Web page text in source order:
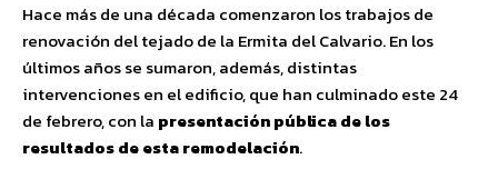
Hace más de una década comenzaron los trabajos de
renovación del tejado de la Ermita del Calvario. En los
últimos años se sumaron, además, distintas
intervenciones en el edificio, que han culminado este 24
de febrero, con la presentación pública de los
resultados de esta remodelación.